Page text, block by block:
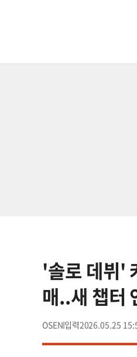
'솔로 데뷔'
매..새 챕터
OSEN 2026.05.25